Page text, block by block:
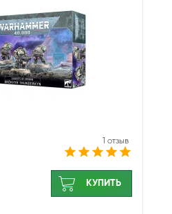
1 отзыв
КУПИТЬ